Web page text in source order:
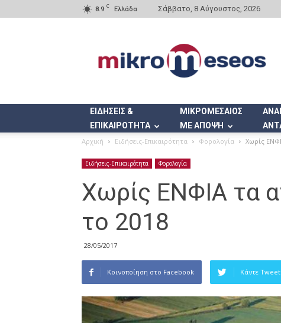
8.9 C Ελλάδα Σάββατο, 8 Αύγουστος, 2026
ΕΙΔΗΣΕΙΣ &
ΕΠΙΚΑΙΡΟΤΗΤΑ
ΜΙΚΡΟΜΕΣΑΙΟΣ
ΜΕ ΑΠΟΨΗ
Αρχική Ειδήσεις-Επικαιρότητα Φορολογία Χωρίς
Ειδήσεις-Επικαιρότητα Φορολογία
Χωρίς ΕΝΦΙΑ τα
το 2018
28/05/2017
Κοινοποίηση στο Facebook Κάντε